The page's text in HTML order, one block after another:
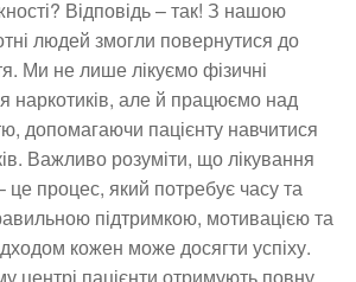
Відповідь – так! З нашою
людей змогли повернутися до
Ми не лише лікуємо фізичні
наркотиків, але й працюємо над
допомагаючи пацієнту навчитися
Важливо розуміти, що лікування
це процес, який потребує часу та
підтримкою, мотивацією та
кожен може досягти успіху.